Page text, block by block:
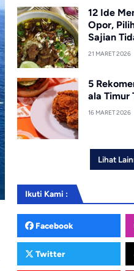
12 Ide
Opor,
Sajian
21 MARET 2026
5
ala Timur
16 MARET 2026
Lihat
Ikuti Kami :
Facebook
Twitter